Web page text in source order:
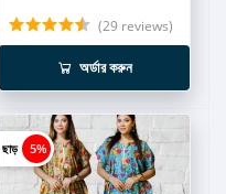
(29 reviews)
অর্ডার করুন
ছাড় 5%